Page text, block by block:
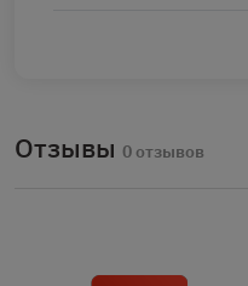
Отзывы 0 отзывов